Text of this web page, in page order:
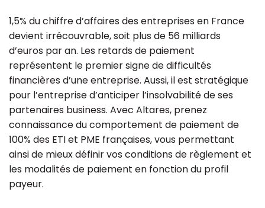
1,5% du chiffre d’affaires des entreprises en France
devient irrécouvrable, soit plus de 56 milliards
d’euros par an. Les retards de paiement
représentent le premier signe de difficultés
financières d’une entreprise. Aussi, il est stratégique
pour l’entreprise d’anticiper l’insolvabilité de ses
partenaires business. Avec Altares, prenez
connaissance du comportement de paiement de
100% des ETI et PME françaises, vous permettant
ainsi de mieux définir vos conditions de règlement et
les modalités de paiement en fonction du profil
payeur.